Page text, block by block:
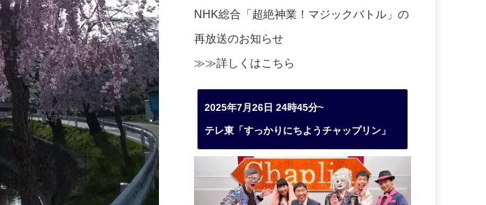
NHK総合「超絶神業！マジックバトル」の
再放送のお知らせ
≫≫詳しくはこちら
2025年7月26日 24時45分~
テレ東「すっかりにちようチャップリン」